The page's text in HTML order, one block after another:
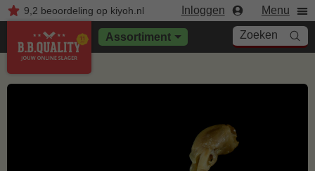
9,2 beoordelingop kiyoh.nl Inloggen Menu
Assortiment Zoeken